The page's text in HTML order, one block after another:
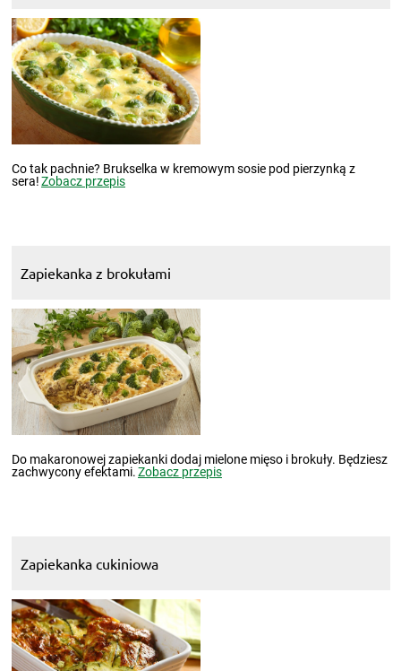
Co tak pachnie? Brukselka w kremowym sosie pod pierzynką z
sera!Zobacz przepis
Zapiekanka z brokułami
Do makaronowej zapiekanki dodaj mielone mięso i brokuły. Będziesz
zachwycony efektami.Zobacz przepis
Zapiekanka cukiniowa